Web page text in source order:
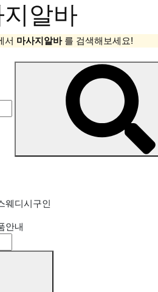
알바
서 마사지알바 를 검색해보세요!
웨디시구인
안내